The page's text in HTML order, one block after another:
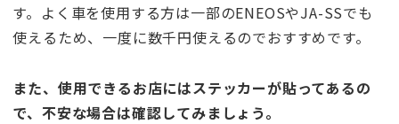
す。よく車を使用する方は一部のENEOSやJA-SSでも
使えるため、一度に数千円使えるのでおすすめです。
また、使用できるお店にはステッカーが貼ってあるの
で、不安な場合は確認してみましょう。